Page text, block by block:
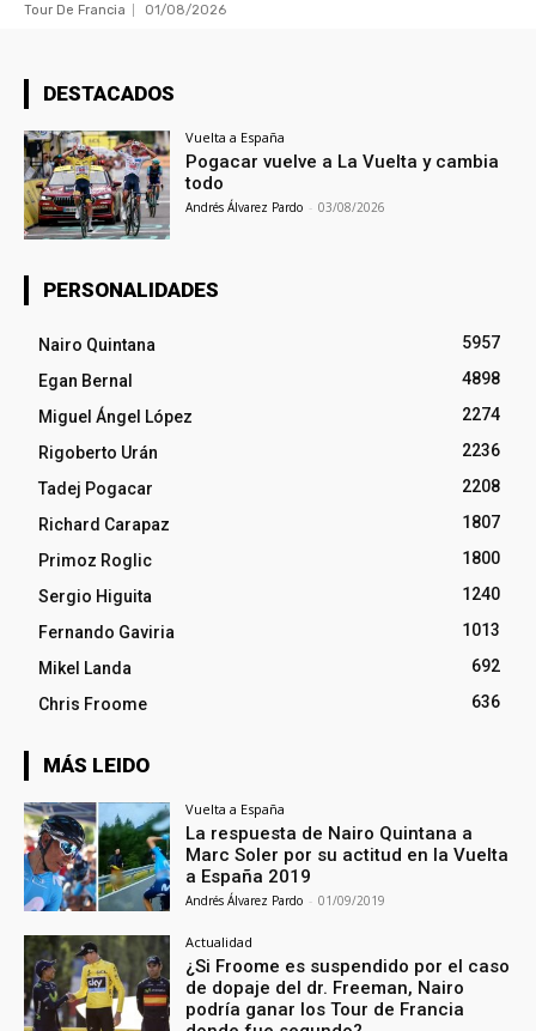
Tour De Francia 01/08/2026
DESTACADOS
Vuelta a España
Pogacar vuelve a La Vuelta y cambia
todo
Andrés Álvarez Pardo - 03/08/2026
PERSONALIDADES
Nairo Quintana
5957
Egan Bernal
4898
Miguel Ángel López
2274
Rigoberto Urán
2236
Tadej Pogacar
2208
Richard Carapaz
1807
Primoz Roglic
1800
Sergio Higuita
1240
Fernando Gaviria
1013
Mikel Landa
692
Chris Froome
636
MÁS LEIDO
Vuelta a España
La respuesta de Nairo Quintana a
Marc Soler por su actitud en la Vuelta
a España 2019
Andrés Álvarez Pardo - 01/09/2019
Actualidad
¿Si Froome es suspendido por el caso
de dopaje del dr. Freeman, Nairo
podría ganar los Tour de Francia